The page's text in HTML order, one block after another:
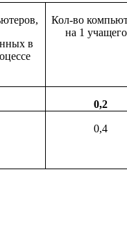
в
Кол-во
на 1
0,2
0,4